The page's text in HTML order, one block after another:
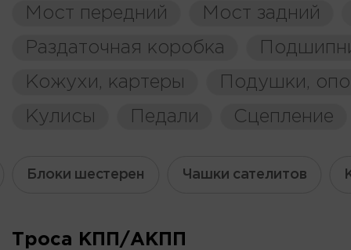
Мост передний
Мост задний
Раздаточная коробка
Кожухи, картеры
Подушки,
Кулисы
Педали Сцепление
Блоки шестерен Чашки сателитов
Троса КПП/АКПП